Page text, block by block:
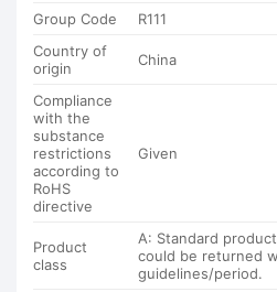
Group Code
R111
Country of
origin
China
Compliance
with the
substance
restrictions
according to
RoHS
directive
Given
Product
class
A: Standard
could be returned
guidelines/period.